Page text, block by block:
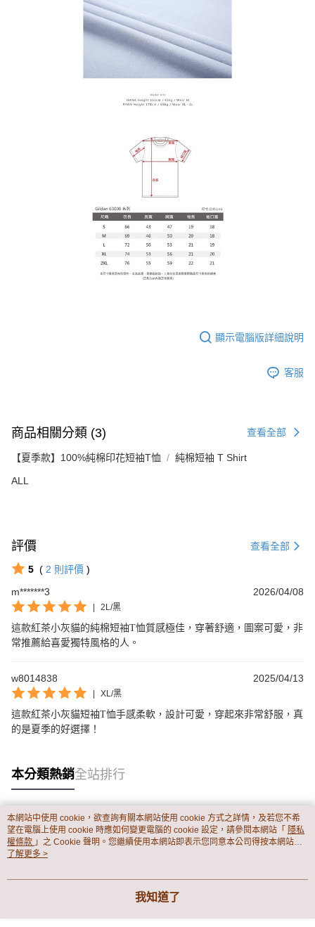
顯示電腦版詳細說明
客服
商品相關分類 (3) 查看全部
【夏季款】100%純棉印花短袖T恤 純棉短袖 T Shirt
ALL
評價 查看全部
5 ( 2 則評價 )
m*******3
2026/04/08
2L/黑
這款紅茶小灰貓的純棉短袖T恤質感極佳，穿著舒適，圖案可愛，非
常推薦給喜愛獨特風格的人。
w8014838 2025/04/13
XL/黑
這款紅茶小灰貓短袖T恤手感柔軟，設計可愛，穿起來非常舒服，真
的是夏季的好選擇！
本分類熱銷全站排行
熱門標籤
本網站中使用 cookie，欲查詢有關本網站使用 cookie 方式之詳情，及若您不希
望在電腦上使用 cookie 時應如何變更電腦的 cookie 設定，請參閱本網站「 隱私
權條款 」之 Cookie 聲明。您繼續使用本網站即表示您同意本公司得按本網站使
用條款之 Cookie 聲明使用 cookie。
了解更多 >
我知道了